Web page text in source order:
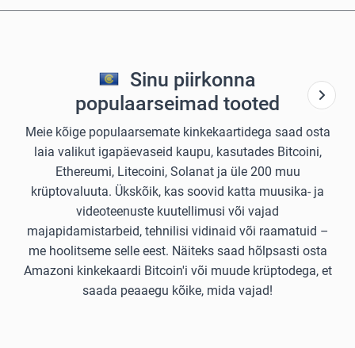
Sinu piirkonna
populaarseimad tooted
Meie kõige populaarsemate kinkekaartidega saad osta
laia valikut igapäevaseid kaupu, kasutades Bitcoini,
Ethereumi, Litecoini, Solanat ja üle 200 muu
krüptovaluuta. Ükskõik, kas soovid katta muusika- ja
videoteenuste kuutellimusi või vajad
majapidamistarbeid, tehnilisi vidinaid või raamatuid –
me hoolitseme selle eest. Näiteks saad hõlpsasti osta
Amazoni kinkekaardi Bitcoin'i või muude krüptodega, et
saada peaaegu kõike, mida vajad!